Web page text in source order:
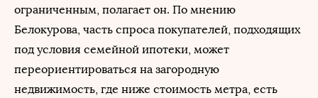
ограниченным, полагает он. По мнению
Белокурова, часть спроса покупателей, подходящих
под условия семейной ипотеки, может
переориентироваться на загородную
недвижимость, где ниже стоимость метра, есть